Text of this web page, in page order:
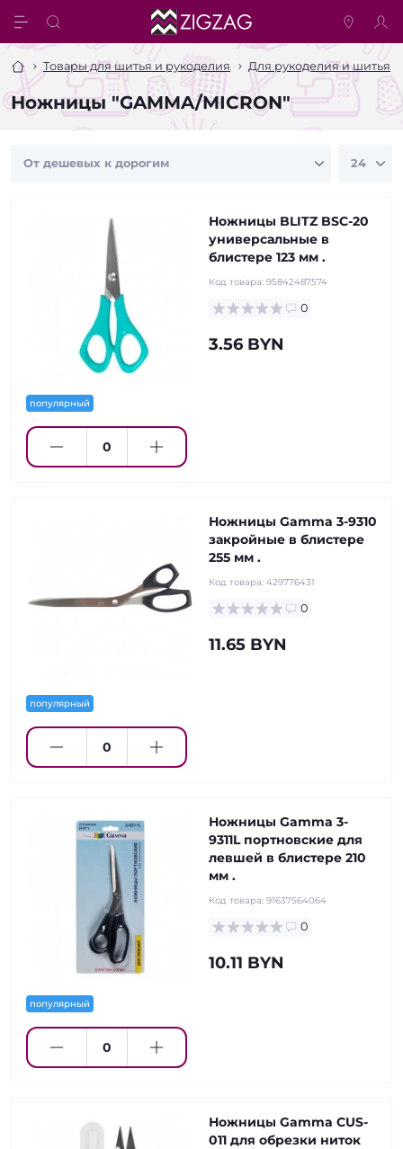
Товары для шитья и рукоделия Для рукоделия и шитья
Ножницы "GAMMA/MICRON"
популярный
Ножницы BLITZ BSC-20
универсальные в
блистере 123 мм .
Код товара: 95842487574
0
3.56 BYN
популярный
Ножницы Gamma 3-9310
закройные в блистере
255 мм .
Код товара: 429776431
0
11.65 BYN
популярный
Ножницы Gamma 3-
9311L портновские для
левшей в блистере 210
мм .
Код товара: 91637564064
0
10.11 BYN
Ножницы Gamma CUS-
011 для обрезки ниток